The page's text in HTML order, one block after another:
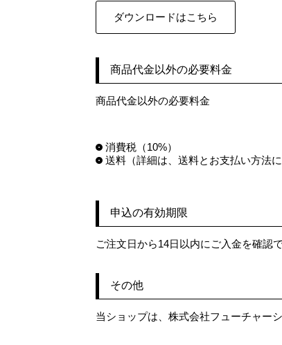
ダウンロードはこちら
商品代金以外の必要料金
商品代金以外の必要料金
消費税（10%）
送料（詳細は、送料とお支払い方法
申込の有効期限
ご注文日から14日以内にご入金を確認
その他
当ショップは、株式会社フューチャー